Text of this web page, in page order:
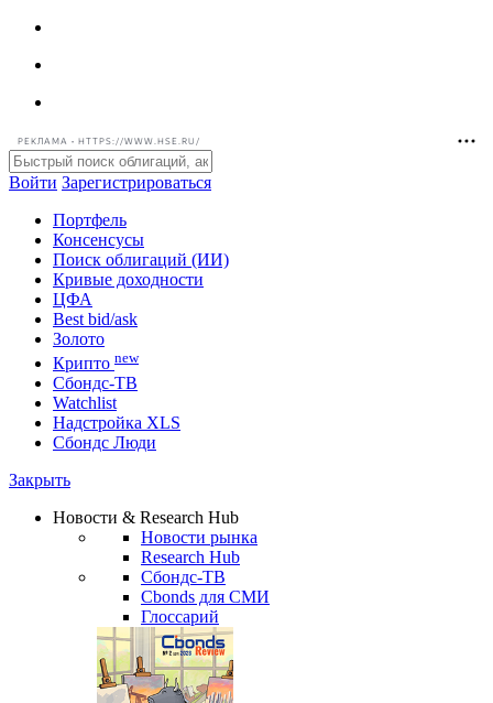
РЕКЛАМА • HTTPS://WWW.HSE.RU/
Войти Зарегистрироваться
Портфель
Консенсусы
Поиск облигаций (ИИ)
Кривые доходности
ЦФА
Best bid/ask
Золото
Крипто new
Watchlist
Сбондс Люди
Новости & Research Hub
Новости рынка
Research Hub
Сбондс-ТВ
Cbonds для СМИ
Глоссарий